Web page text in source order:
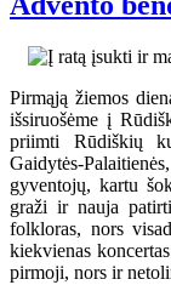
Pirmąją žiemos
išsiruošėme į
priimti Rūdiškių
Gaidytės-
gyventojų, kartu
graži ir nauja
folkloras, nors
kiekvienas
pirmoji, nors ir